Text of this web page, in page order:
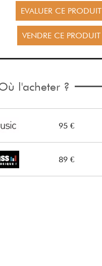
EVALUER CE PRODUIT
VENDRE CE PRODUIT
l'acheter ?
95 €
89 €